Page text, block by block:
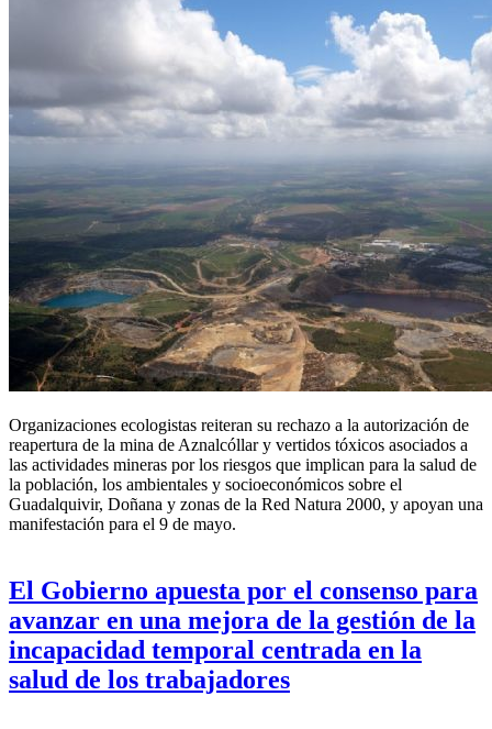
Organizaciones ecologistas reiteran su rechazo a la autorización de
reapertura de la mina de Aznalcóllar y vertidos tóxicos asociados a
las actividades mineras por los riesgos que implican para la salud de
la población, los ambientales y socioeconómicos sobre el
Guadalquivir, Doñana y zonas de la Red Natura 2000, y apoyan una
manifestación para el 9 de mayo.
El Gobierno apuesta por el consenso para
avanzar en una mejora de la gestión de la
incapacidad temporal centrada en la
salud de los trabajadores